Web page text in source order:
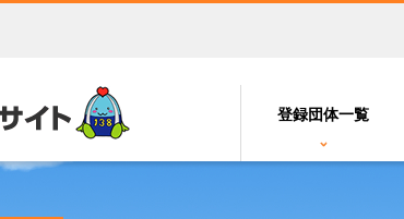
登録団体一覧